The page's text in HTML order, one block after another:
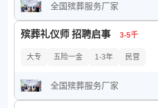
全国殡葬服务厂家
殡葬礼仪师 招聘启事 3-5千
大专 五险一金 1-3年 民营
全国殡葬服务厂家